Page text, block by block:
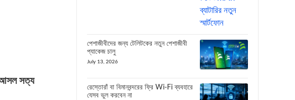
আসল সত্য
পেশাজীবীদের জন্য টেলিটকের নতুন পেশাজীবী
প্যাকেজ চালু
July 13, 2026
রেস্তোরাঁ বা বিমানবন্দরের ফ্রি Wi-Fi ব্যবহারে
যেসব ভুল করবেন না